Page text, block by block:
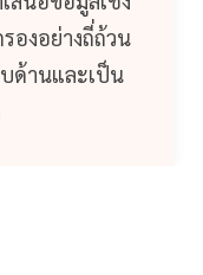
องอย่างถี่ถ้วน
ด้านและเป็น